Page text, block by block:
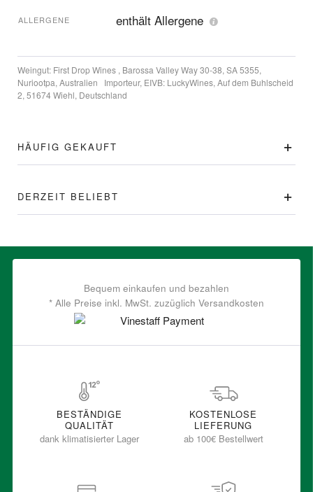
ALLERGENE enthält Allergene
Weingut: First Drop Wines , Barossa Valley Way 30-38, SA 5355,
Nuriootpa, Australien
Importeur, EIVB: LuckyWines, Auf dem Buhlscheid
2, 51674 Wiehl, Deutschland
HÄUFIG GEKAUFT
DERZEIT BELIEBT
Bequem einkaufen und bezahlen
* Alle Preise inkl. MwSt. zuzüglich Versandkosten
BESTÄNDIGE
QUALITÄT
dank klimatisierter Lager
KOSTENLOSE
LIEFERUNG
ab 100€ Bestellwert